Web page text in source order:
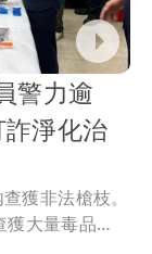
警力逾
淨化治
獲非法槍枝。
獲大量毒品